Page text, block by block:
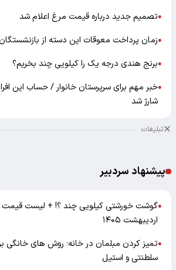
●تصمیم جدید درباره قیمت مرغ اعلام شد
●زمان پرداخت معوقات این دسته از
●برنج هندی درجه یک را کیلویی چند بخریم؟
●
شارژ شد
تبلیغات
پیشنهاد سردبیر
●
اردیبهشت ۱۴۰۵
●تمیز کردن مبلمان در خانه؛ روش های خانگی
سلطنتی و استیل